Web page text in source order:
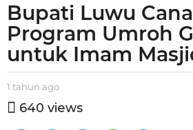
t
a
h
n
a
Bupati Luwu
Program Umroh
untuk Imam
b
y
a
1 tahun ago
a
640 views